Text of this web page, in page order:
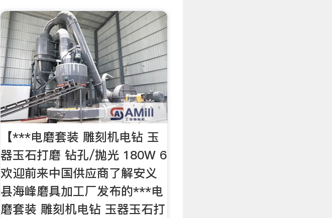
【***电磨套装 雕刻机电钻 玉
器玉石打磨 钻孔/抛光 180W 6
欢迎前来中国供应商了解安义
县海峰磨具加工厂发布的***电
磨套装 雕刻机电钻 玉器玉石打